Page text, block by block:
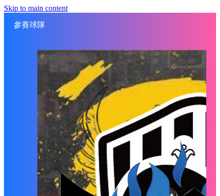
Skip to main content
參賽球隊